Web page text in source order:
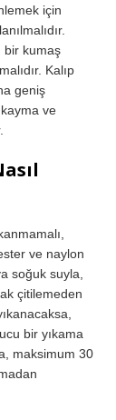
için
bir kumaş
Kalıp
geniş
kayma ve
ve naylon
soğuk suyla,
çitilemeden
bir yıkama
maksimum 30